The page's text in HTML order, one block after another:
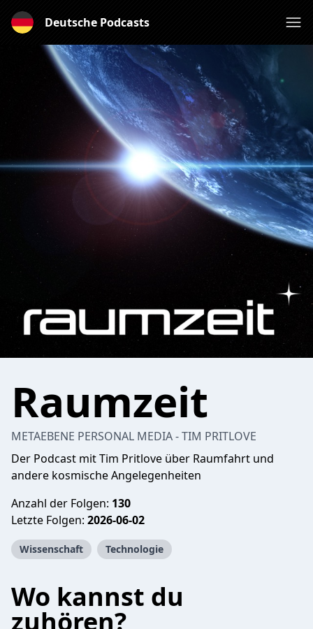
Deutsche Podcasts
Raumzeit
METAEBENE PERSONAL MEDIA - TIM PRITLOVE
Der Podcast mit Tim Pritlove über Raumfahrt und
andere kosmische Angelegenheiten
Anzahl der Folgen: 130
Letzte Folgen: 2026-06-02
Wissenschaft Technologie
Wo kannst du
zuhören?